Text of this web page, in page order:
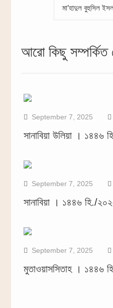
মা’হাদুল বুহুসিল
আরো কিছু সম্পর্কিত
September 7, 2025
সানাবিয়া উলিয়া । ১৪৪৬
September 7, 2025
সানাবিয়া । ১৪৪৬ হি./
September 7, 2025
মুতাওয়াসসিতাহ । ১৪৪৬